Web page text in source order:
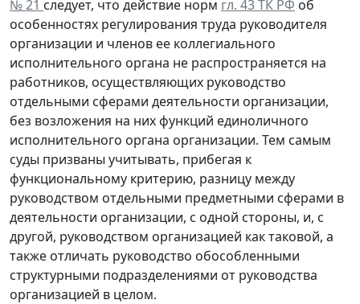
№ 21 следует, что действие норм гл. 43 ТК РФ об
особенностях регулирования труда руководителя
организации и членов ее коллегиального
исполнительного органа не распространяется на
работников, осуществляющих руководство
отдельными сферами деятельности организации,
без возложения на них функций единоличного
исполнительного органа организации. Тем самым
суды призваны учитывать, прибегая к
функциональному критерию, разницу между
руководством отдельными предметными сферами в
деятельности организации, с одной стороны, и, с
другой, руководством организацией как таковой, а
также отличать руководство обособленными
структурными подразделениями от руководства
организацией в целом.